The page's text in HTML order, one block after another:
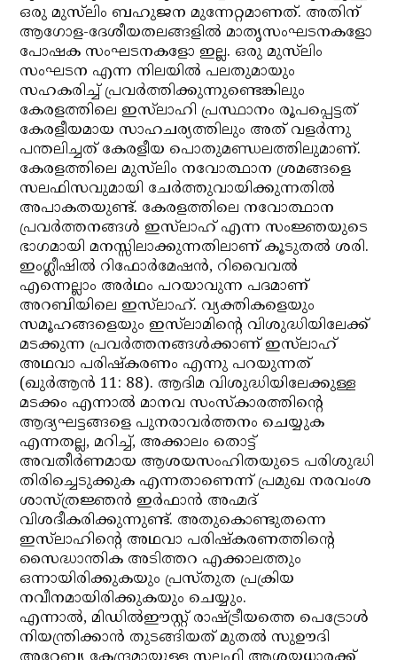
ഒരു മുസ്‌ലിം ബഹുജന മുന്നേറ്റമാണത്. അതിന്
ആഗോള-ദേശീയതലങ്ങളില്‍ മാതൃസംഘടനകളോ
പോഷക സംഘടനകളോ ഇല്ല. ഒരു മുസ്‌ലിം
സംഘടന എന്ന നിലയില്‍ പലതുമായും
സഹകരിച്ച് പ്രവര്‍ത്തിക്കുന്നുണ്ടെങ്കിലും
കേരളത്തിലെ ഇസ്‌ലാഹി പ്രസ്ഥാനം രൂപപ്പെട്ടത്
കേരളീയമായ സാഹചര്യത്തിലും അത് വളര്‍ന്നു
പന്തലിച്ചത് കേരളീയ പൊതുമണ്ഡലത്തിലുമാണ്.
കേരളത്തിലെ മുസ്‌ലിം നവോത്ഥാന ശ്രമങ്ങളെ
സലഫിസവുമായി ചേര്‍ത്തുവായിക്കുന്നതില്‍
അപാകതയുണ്ട്. കേരളത്തിലെ നവോത്ഥാന
പ്രവര്‍ത്തനങ്ങള്‍ ഇസ്‌ലാഹ് എന്ന സംജ്ഞയുടെ
ഭാഗമായി മനസ്സിലാക്കുന്നതിലാണ് കൂടുതല്‍ ശരി.
ഇംഗ്ലീഷില്‍ റിഫോര്‍മേഷന്‍, റിവൈവല്‍
എന്നെല്ലാം അര്‍ഥം പറയാവുന്ന പദമാണ്
അറബിയിലെ ഇസ്‌ലാഹ്. വ്യക്തികളെയും
സമൂഹങ്ങളെയും ഇസ്‌ലാമിന്റെ വിശുദ്ധിയിലേക്ക്
മടക്കുന്ന പ്രവര്‍ത്തനങ്ങള്‍ക്കാണ് ഇസ്‌ലാഹ്
അഥവാ പരിഷ്‌കരണം എന്നു പറയുന്നത്
(ഖുര്‍ആന്‍ 11: 88). ആദിമ വിശുദ്ധിയിലേക്കുള്ള
മടക്കം എന്നാല്‍ മാനവ സംസ്‌കാരത്തിന്റെ
ആദ്യഘട്ടങ്ങളെ പുനരാവര്‍ത്തനം ചെയ്യുക
എന്നതല്ല, മറിച്ച്, അക്കാലം തൊട്ട്
അവതീര്‍ണമായ ആശയസംഹിതയുടെ പരിശുദ്ധി
തിരിച്ചെടുക്കുക എന്നതാണെന്ന് പ്രമുഖ നരവംശ
ശാസ്ത്രജ്ഞന്‍ ഇര്‍ഫാന്‍ അഹ്മദ്
വിശദീകരിക്കുന്നുണ്ട്. അതുകൊണ്ടുതന്നെ
ഇസ്‌ലാഹിന്റെ അഥവാ പരിഷ്‌കരണത്തിന്റെ
സൈദ്ധാന്തിക അടിത്തറ എക്കാലത്തും
ഒന്നായിരിക്കുകയും പ്രസ്തുത പ്രക്രിയ
നവീനമായിരിക്കുകയും ചെയ്യും.
എന്നാല്‍, മിഡില്‍ഈസ്റ്റ് രാഷ്ട്രീയത്തെ പെട്രോള്‍
നിയന്ത്രിക്കാന്‍ തുടങ്ങിയത് മുതല്‍ സുഊദി